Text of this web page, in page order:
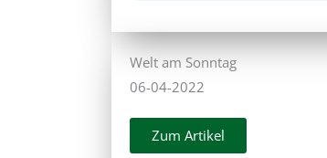
Welt am Sonntag
06-04-2022
Zum Artikel